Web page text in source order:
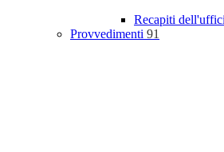
Recapiti
Provvedimenti 91